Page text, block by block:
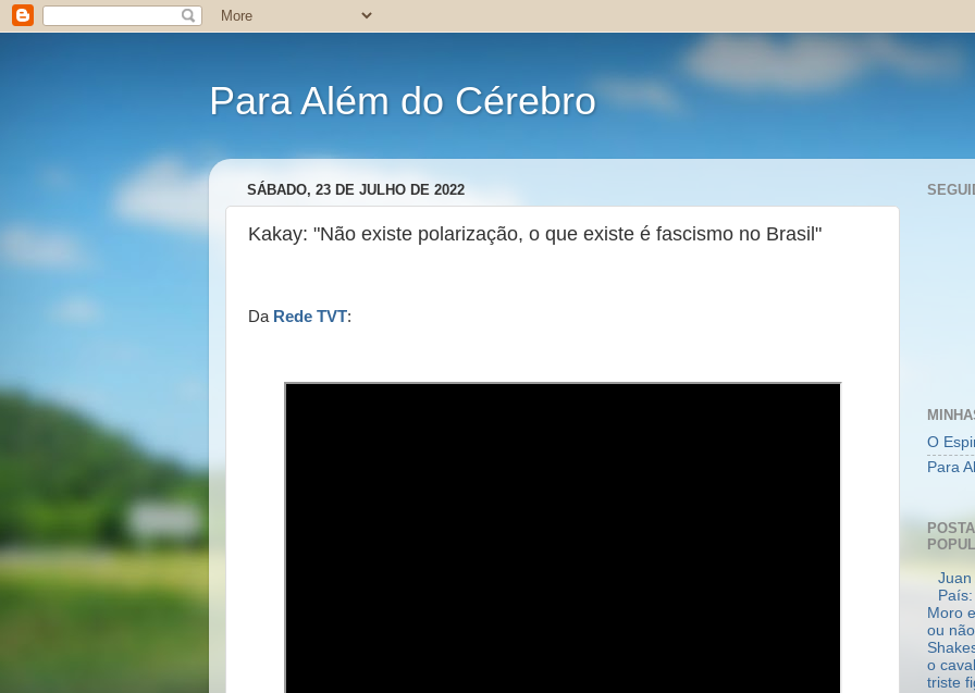
Para Além do Cérebro
SÁBADO, 23 DE JULHO DE 2022
Kakay: "Não existe polarização, o que existe é fascismo no Brasil"
Da Rede TVT:
O
Para
Juan
Moro
ou
o
triste